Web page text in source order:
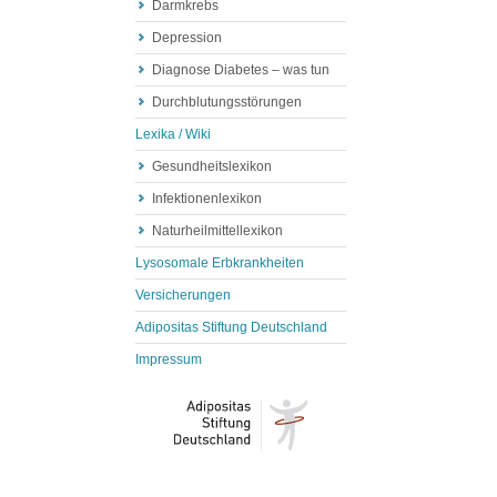
Darmkrebs
Depression
Diagnose Diabetes – was tun
Durchblutungsstörungen
Lexika / Wiki
Gesundheitslexikon
Infektionenlexikon
Naturheilmittellexikon
Lysosomale Erbkrankheiten
Versicherungen
Adipositas Stiftung Deutschland
Impressum